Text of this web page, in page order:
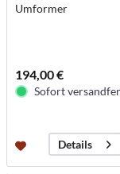
Umformer
194,00 €
Sofort
Details